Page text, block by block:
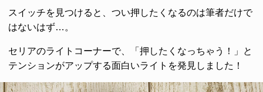
スイッチを見つけると、つい押したくなるのは筆者だけで
はないはず…。
セリアのライトコーナーで、「押したくなっちゃう！」と
テンションがアップする面白いライトを発見しました！